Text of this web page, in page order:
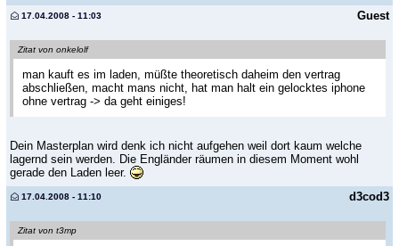
Guest
17.04.2008 - 11:03
Zitat von onkelolf
man kauft es im laden, müßte theoretisch daheim den vertrag
abschließen, macht mans nicht, hat man halt ein gelocktes iphone
ohne vertrag -> da geht einiges!
Dein Masterplan wird denk ich nicht aufgehen weil dort kaum welche
lagernd sein werden. Die Engländer räumen in diesem Moment wohl
gerade den Laden leer.
d3cod3
17.04.2008 - 11:10
Zitat von t3mp